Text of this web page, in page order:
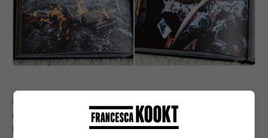
met de kipkruiden uit het boek. Dit potje staat in mijn
lade en komt er regelmatig uit. Ik heb er inmiddels ook